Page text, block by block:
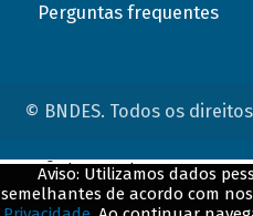
Perguntas frequentes
© BNDES. Todos os
Aviso: Utilizamos dados
semelhantes de acordo com
ConteÃºdo complementar
${title}${badge}